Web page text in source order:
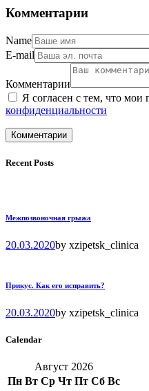
Комментарии
Name
E-mail
Комментарии
Я согласен с тем, что
конфиденциальности
Recent Posts
Межпозвоночная грыжа
20.03.2020by xzipetsk_clinica
Прикус. Как его исправить?
20.03.2020by xzipetsk_clinica
Calendar
Август 2026
Пн Вт Ср Чт Пт Сб Вс